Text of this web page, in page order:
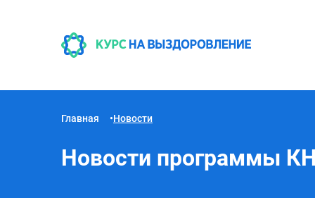
Главная Новости
Новости программы